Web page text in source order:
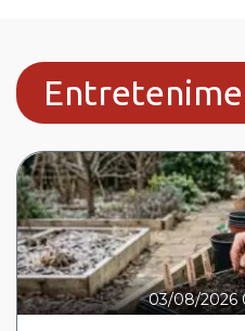
03/08/2026